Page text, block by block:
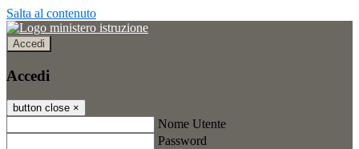
Salta al contenuto
Accedi
Accedi
button close ×
Nome Utente
Password